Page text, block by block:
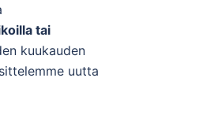
tai
kuukauden
uutta